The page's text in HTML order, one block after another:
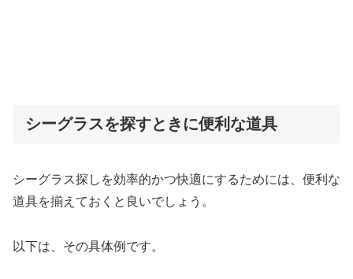
シーグラスを探すときに便利な道具
シーグラス探しを効率的かつ快適にするためには、便利な
道具を揃えておくと良いでしょう。
以下は、その具体例です。